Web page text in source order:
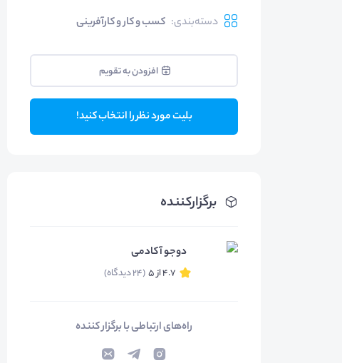
دسته‌بندی: کسب و کار و کارآفرینی
افزودن به تقویم
بلیت مورد نظر را انتخاب کنید!
برگزارکننده
دوجو آکادمی
4.7 از 5 (24 دیدگاه)
راه‌های ارتباطی با برگزار کننده